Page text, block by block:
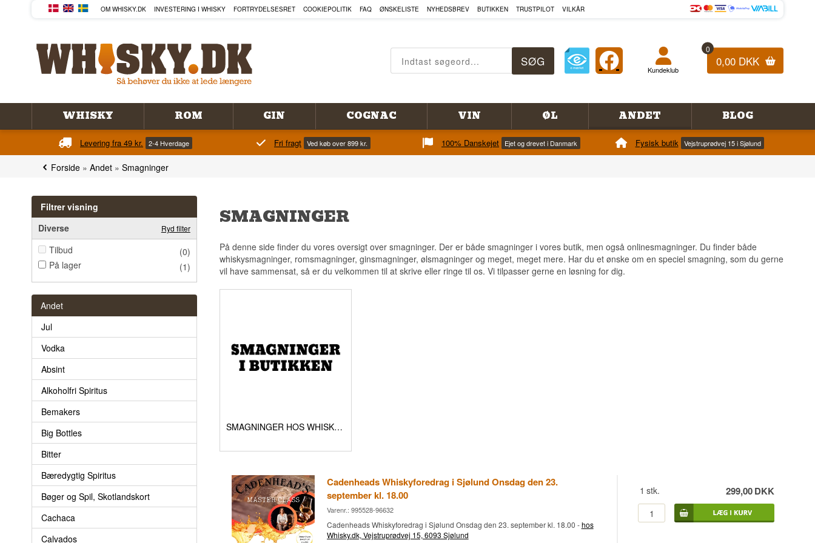
OM WHISKY.DK INVESTERING I WHISKY FORTRYDELSESRET COOKIEPOLITIK FAQ ØNSKELISTE NYHEDSBREV BUTIKKEN TRUSTPILOT VILKÅR
0
0,00 DKK
Kundeklub
WHISKY ROM GIN COGNAC VIN ØL ANDET BLOG
Levering fra 49 kr. 2-4 Hverdage Fri fragt Ved køb over 899 kr. 100% Danskejet Ejet og drevet i Danmark Fysisk butik Vejstruprødvej 15 i Sjølund
Forside » Andet » Smagninger
Filtrer visning
Diverse
Ryd filter
Tilbud
(0)
På lager
(1)
Andet
Jul
Vodka
Absint
Alkoholfri Spiritus
Bemakers
Big Bottles
Bitter
Bæredygtig Spiritus
Bøger og Spil, Skotlandskort
Cachaca
Calvados
SMAGNINGER
På denne side finder du vores oversigt over smagninger. Der er både smagninger i vores butik, men også onlinesmagninger. Du finder både
whiskysmagninger, romsmagninger, ginsmagninger, ølsmagninger og meget, meget mere. Har du et ønske om en speciel smagning, som du gerne
vil have sammensat, så er du velkommen til at skrive eller ringe til os. Vi tilpasser gerne en løsning for dig.
SMAGNINGER HOS WHISKY.DK
Cadenheads Whiskyforedrag i Sjølund Onsdag den 23.
september kl. 18.00
Varenr.: 995528-96632
Cadenheads Whiskyforedrag i Sjølund Onsdag den 23. september kl. 18.00 -hos
Whisky.dk, Vejstruprødvej 15, 6093 Sjølund
1 stk. 299,00DKK